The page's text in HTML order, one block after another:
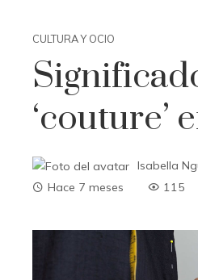
CULTURA Y OCIO
‘couture’
Isabella
Hace 7 meses
115